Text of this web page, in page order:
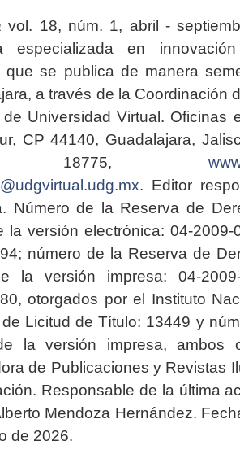
vol. 18, núm. 1, abril -
especializada en
que se publica de manera
a través de la Coordinación
de Universidad Virtual. Oficinas
CP 44140, Guadalajara,
18775,
. Editor
Número de la Reserva de
la versión electrónica: 04-2009-
número de la Reserva de
la versión impresa: 04-2009-
otorgados por el Instituto
Licitud de Título: 13449 y
la versión impresa, ambos
de Publicaciones y Revistas
Responsable de la última
Mendoza Hernández.
de 2026.